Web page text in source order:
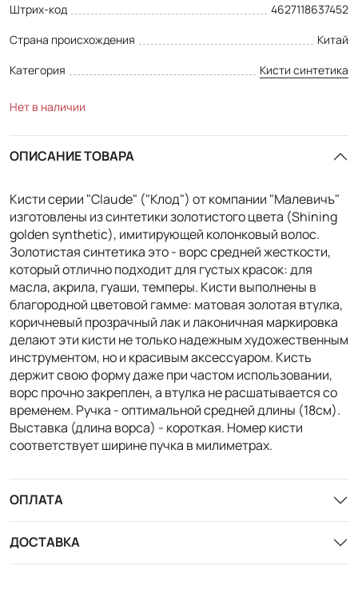
Штрих-код
4627118637452
Страна происхождения
Китай
Категория
Кисти синтетика
Нет в наличии
ОПИСАНИЕ ТОВАРА
Кисти серии "Claude" ("Клод") от компании "Малевичъ"
изготовлены из синтетики золотистого цвета (Shining
golden synthetic), имитирующей колонковый волос.
Золотистая синтетика это - ворс средней жесткости,
который отлично подходит для густых красок: для
масла, акрила, гуаши, темперы. Кисти выполнены в
благородной цветовой гамме: матовая золотая втулка,
коричневый прозрачный лак и лаконичная маркировка
делают эти кисти не только надежным художественным
инструментом, но и красивым аксессуаром. Кисть
держит свою форму даже при частом использовании,
ворс прочно закреплен, а втулка не расшатывается со
временем. Ручка - оптимальной средней длины (18см).
Выставка (длина ворса) - короткая. Номер кисти
соответствует ширине пучка в милиметрах.
ОПЛАТА
ДОСТАВКА